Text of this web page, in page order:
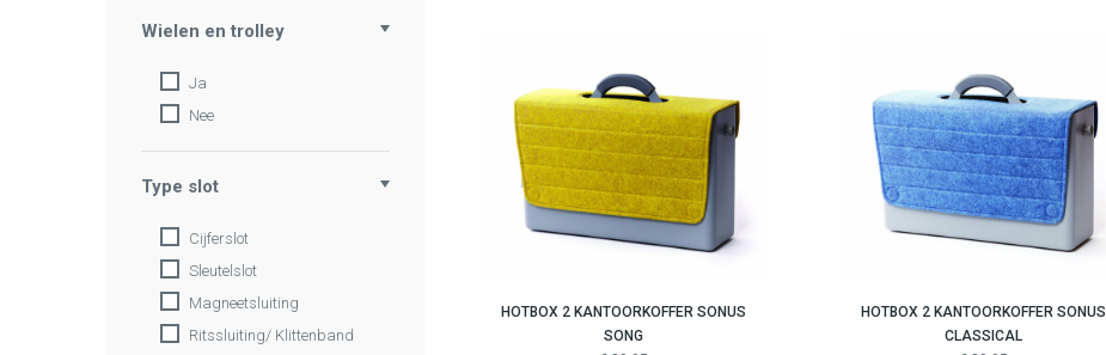
Wielen en trolley
Ja
Nee
Type slot
Cijferslot
Sleutelslot
Magneetsluiting
Ritssluiting/ Klittenband
HOTBOX 2 KANTOORKOFFER SONUS
SONG
HOTBOX 2 KANTOORKOFFER SONUS
CLASSICAL